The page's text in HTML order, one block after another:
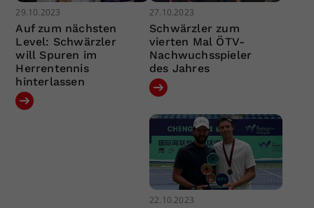
29.10.2023
Auf zum nächsten
Level: Schwärzler
will Spuren im
Herrentennis
hinterlassen
27.10.2023
Schwärzler zum
vierten Mal ÖTV-
Nachwuchsspieler
des Jahres
22.10.2023